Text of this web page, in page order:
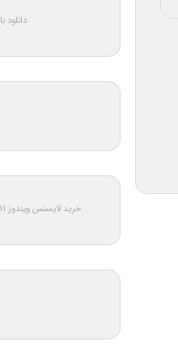
دانلود
خرید لایسنس ویندوز 11: نسخه قانونی Windows 11 اورجینال